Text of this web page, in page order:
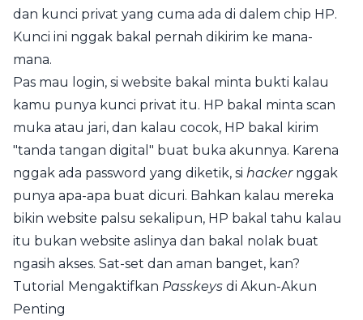
dan kunci privat yang cuma ada di dalem chip HP.
Kunci ini nggak bakal pernah dikirim ke mana-
mana.
Pas mau login, si website bakal minta bukti kalau
kamu punya kunci privat itu. HP bakal minta scan
muka atau jari, dan kalau cocok, HP bakal kirim
"tanda tangan digital" buat buka akunnya. Karena
nggak ada password yang diketik, si hacker nggak
punya apa-apa buat dicuri. Bahkan kalau mereka
bikin website palsu sekalipun, HP bakal tahu kalau
itu bukan website aslinya dan bakal nolak buat
ngasih akses. Sat-set dan aman banget, kan?
Tutorial Mengaktifkan Passkeys di Akun-Akun
Penting